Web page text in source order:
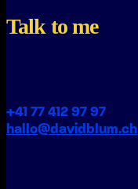
Talk to me
+41 77 412 97 97
hallo@davidblum.ch